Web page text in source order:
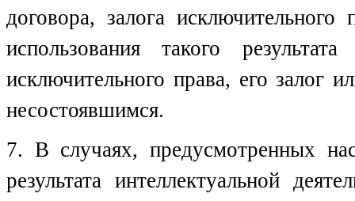
договора, залога
использования такого
исключительного права, его залог
несостоявшимся.
7. В случаях, предусмотренных
результата интеллектуальной